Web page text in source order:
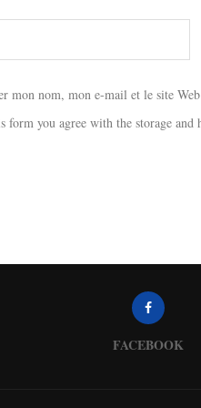
mon nom, mon e-mail et le site
form you agree with the storage
FACEBOOK